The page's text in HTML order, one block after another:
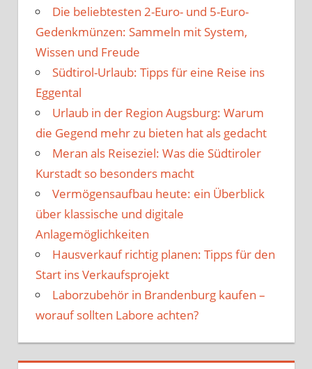
Die beliebtesten 2-Euro- und 5-Euro-
Gedenkmünzen: Sammeln mit System,
Wissen und Freude
Südtirol-Urlaub: Tipps für eine Reise ins
Eggental
Urlaub in der Region Augsburg: Warum
die Gegend mehr zu bieten hat als gedacht
Meran als Reiseziel: Was die Südtiroler
Kurstadt so besonders macht
Vermögensaufbau heute: ein Überblick
über klassische und digitale
Anlagemöglichkeiten
Hausverkauf richtig planen: Tipps für den
Start ins Verkaufsprojekt
Laborzubehör in Brandenburg kaufen –
worauf sollten Labore achten?